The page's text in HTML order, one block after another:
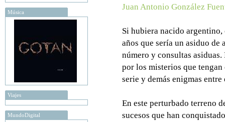
Música
Viajes
MundoDigital
Juan Antonio González
Si hubiera nacido
años que sería un asiduo
número y consultas
por los misterios que tengan
serie y demás enigmas
En este perturbado terreno
sucesos que han